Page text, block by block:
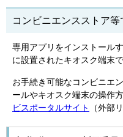
コンビニエンスストア等
専用アプリをインストール
に設置されたキオスク端末
お手続き可能なコンビニエ
ールやキオスク端末の操作
ビスポータルサイト
（外部